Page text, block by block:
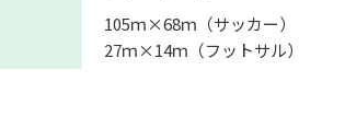
105ｍ×68ｍ（サッカー）
27ｍ×14ｍ（フットサル）